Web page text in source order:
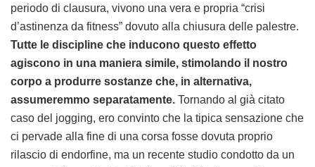
periodo di clausura, vivono una vera e propria “crisi
d’astinenza da fitness” dovuto alla chiusura delle palestre.
Tutte le discipline che inducono questo effetto
agiscono in una maniera simile, stimolando il nostro
corpo a produrre sostanze che, in alternativa,
assumeremmo separatamente. Tornando al già citato
caso del jogging, ero convinto che la tipica sensazione che
ci pervade alla fine di una corsa fosse dovuta proprio
rilascio di endorfine, ma un recente studio condotto da un